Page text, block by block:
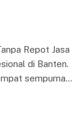
Repot Jasa
di Banten.
sempurna…